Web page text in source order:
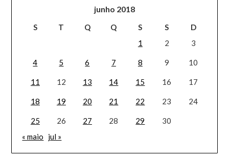
junho 2018
S T Q Q S S
D
1
2 3
4 5 6 7 8 9 10
11 12 13 14 15 16 17
18 19 20 21 22 23 24
25 26 27 28 29
30
« maio
jul »